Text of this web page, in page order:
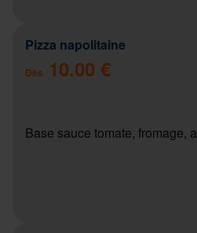
Pizza napolitaine
Dès 10.00 €
Base sauce tomate, fromage,